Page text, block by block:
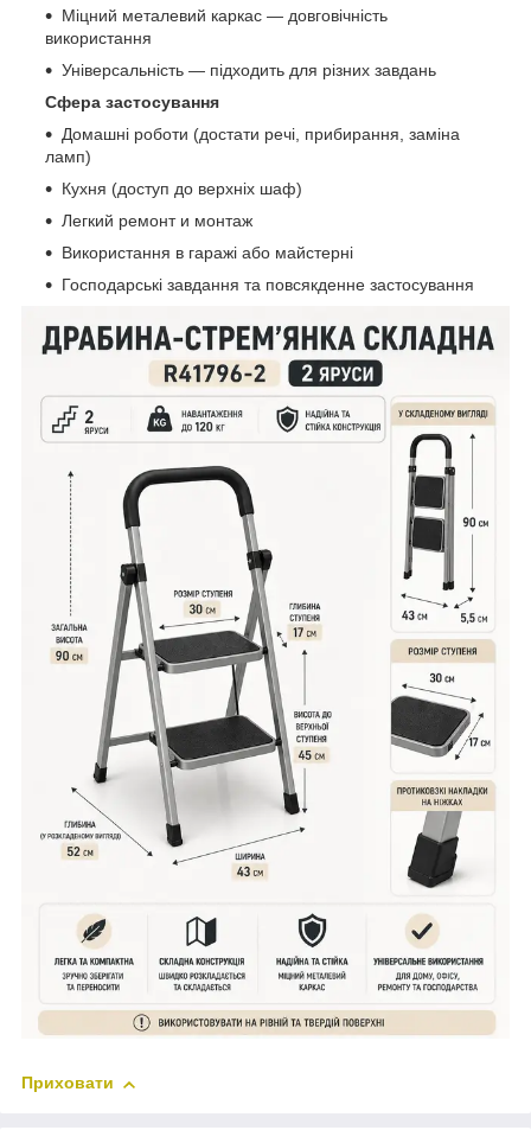
Міцний металевий каркас — довговічність
використання
Універсальність — підходить для різних завдань
Сфера застосування
Домашні роботи (достати речі, прибирання, заміна
ламп)
Кухня (доступ до верхніх шаф)
Легкий ремонт и монтаж
Використання в гаражі або майстерні
Господарські завдання та повсякденне застосування
Приховати